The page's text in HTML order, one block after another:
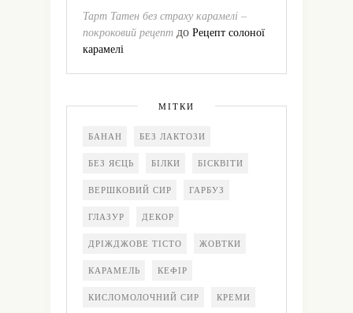
Тарт Татен без страху карамелі –
покроковий рецепт до Рецепт солоної
карамелі
МІТКИ
БАНАН БЕЗ ЛАКТОЗИ
БЕЗ ЯЄЦЬ БІЛКИ БІСКВІТИ
ВЕРШКОВИЙ СИР ГАРБУЗ
ГЛАЗУР ДЕКОР
ДРІЖДЖОВЕ ТІСТО ЖОВТКИ
КАРАМЕЛЬ КЕФІР
КИСЛОМОЛОЧНИЙ СИР КРЕМИ